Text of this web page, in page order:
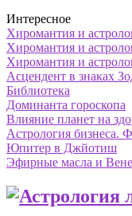
Интересное
Хиромантия и
Хиромантия и
Хиромантия и
Асцендент в знаках
Библиотека
Доминанта гороскопа
Влияние планет на
Астрология бизнеса.
Юпитер в Джйотиш
Эфирные масла и